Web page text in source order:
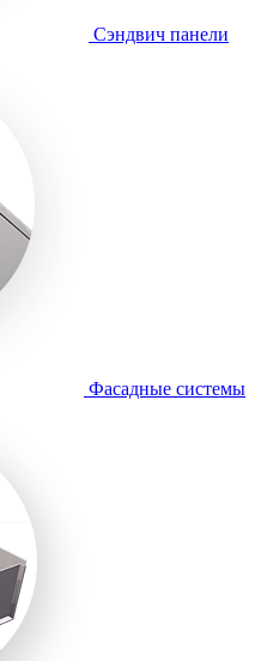
Сэндвич панели
Фасадные системы